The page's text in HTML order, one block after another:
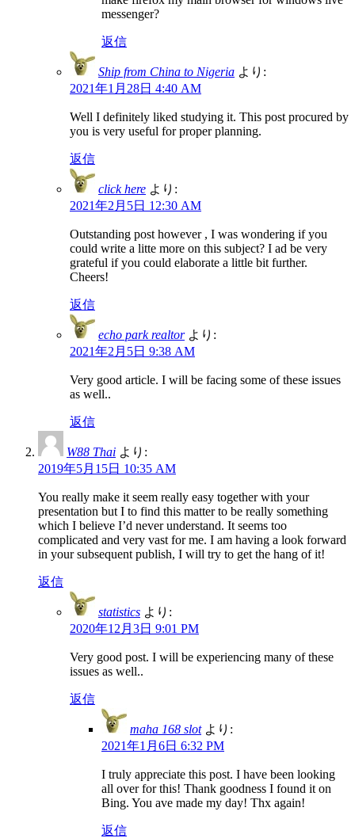
messenger?
返信
Ship from China to Nigeria より:
2021年1月28日 4:40 AM
Well I definitely liked studying it. This post procured by
you is very useful for proper planning.
返信
click here より:
2021年2月5日 12:30 AM
Outstanding post however , I was wondering if you
could write a litte more on this subject? I ad be very
grateful if you could elaborate a little bit further.
Cheers!
返信
echo park realtor より:
2021年2月5日 9:38 AM
Very good article. I will be facing some of these issues
as well..
返信
W88 Thai より:
2019年5月15日 10:35 AM
You really make it seem really easy together with your
presentation but I to find this matter to be really something
which I believe I’d never understand. It seems too
complicated and very vast for me. I am having a look forward
in your subsequent publish, I will try to get the hang of it!
返信
statistics より:
2020年12月3日 9:01 PM
Very good post. I will be experiencing many of these
issues as well..
返信
maha 168 slot より:
2021年1月6日 6:32 PM
I truly appreciate this post. I have been looking
all over for this! Thank goodness I found it on
Bing. You ave made my day! Thx again!
返信